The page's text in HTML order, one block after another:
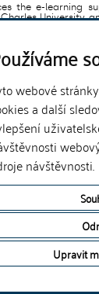
webové
a další
návštěvnosti.
Upravit
the e-learning
University
It will also help you
...
copyright © 2002-
názoru